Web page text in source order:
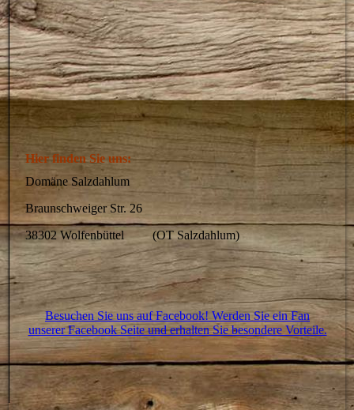
Hier finden Sie uns:
Domäne Salzdahlum
Braunschweiger Str. 26
38302 Wolfenbüttel (OT Salzdahlum)
Besuchen Sie uns auf Facebook! Werden Sie ein Fan
unserer Facebook Seite und erhalten Sie besondere Vorteile.